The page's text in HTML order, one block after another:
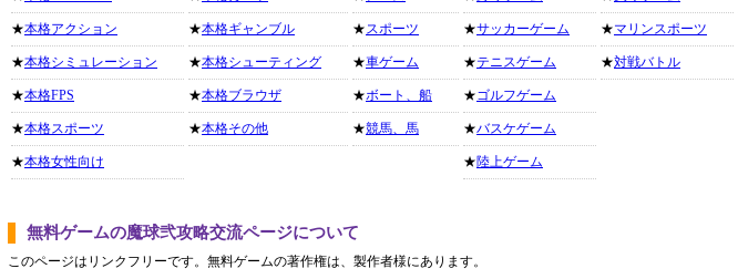
★本格アクション
★本格シミュレーション
★本格FPS
★本格スポーツ
★本格女性向け
★本格ギャンブル
★本格シューティング
★本格ブラウザ
★本格その他
★スポーツ
★車ゲーム
★ボート、船
★競馬、馬
★サッカーゲーム
★テニスゲーム
★ゴルフゲーム
★バスケゲーム
★陸上ゲーム
★マリンスポーツ
★対戦バトル
無料ゲームの魔球弐攻略交流ページについて
このページはリンクフリーです。無料ゲームの著作権は、製作者様にあります。